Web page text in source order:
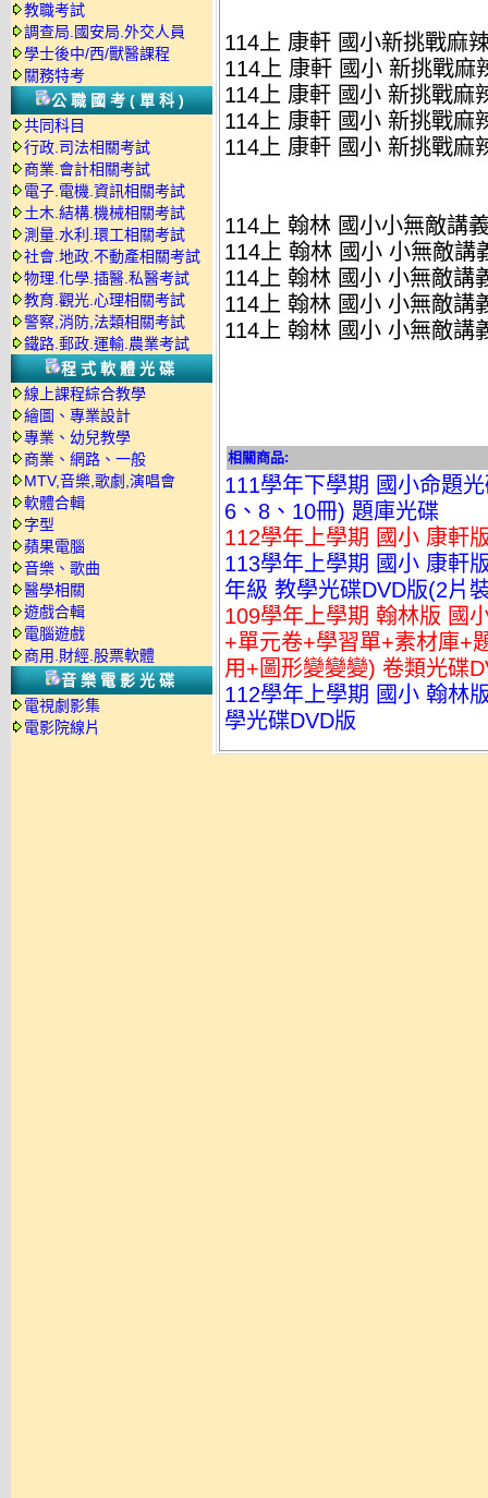
教職考試
調查局.國安局.外交人員
學士後中/西/獸醫課程
關務特考
公職國考(單科)
共同科目
行政.司法相關考試
商業.會計相關考試
電子.電機.資訊相關考試
土木.結構.機械相關考試
測量.水利.環工相關考試
社會.地政.不動產相關考試
物理.化學.插醫.私醫考試
教育.觀光.心理相關考試
警察,消防,法類相關考試
鐵路.郵政.運輸.農業考試
程式軟體光碟
線上課程綜合教學
繪圖、專業設計
專業、幼兒教學
商業、網路、一般
MTV,音樂,歌劇,演唱會
軟體合輯
字型
蘋果電腦
音樂、歌曲
醫學相關
遊戲合輯
電腦遊戲
商用.財經.股票軟體
音樂電影光碟
電視劇影集
電影院線片
114上 康軒 國小新挑戰麻
114上 康軒 國小 新挑戰麻
114上 康軒 國小 新挑戰麻
114上 康軒 國小 新挑戰麻
114上 康軒 國小 新挑戰麻
114上 翰林 國小小無敵講
114上 翰林 國小 小無敵講
114上 翰林 國小 小無敵講
114上 翰林 國小 小無敵講
114上 翰林 國小 小無敵講
相關商品:
111學年下學期 國小命題
6、8、10冊) 題庫光碟
112學年上學期 國小 康軒
113學年上學期 國小 康軒
年級 教學光碟DVD版(2片
109學年上學期 翰林版 國
+單元卷+學習單+素材庫+
用+圖形變變變) 卷類光碟
112學年上學期 國小 翰林
學光碟DVD版